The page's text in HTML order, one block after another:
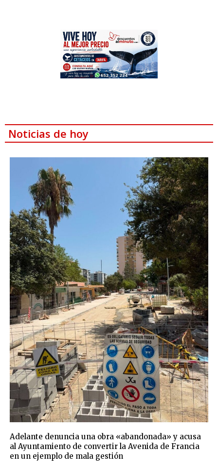
Noticias de hoy
Adelante denuncia una obra «abandonada» y acusa
al Ayuntamiento de convertir la Avenida de Francia
en un ejemplo de mala gestión